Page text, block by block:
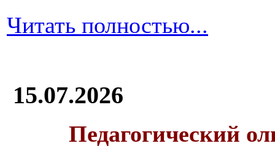
Читать полностью...
15.07.2026
Педагогический